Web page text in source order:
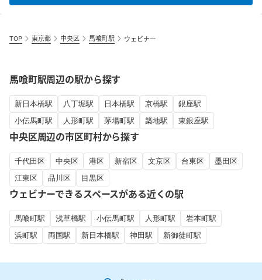
TOP 東京都 中央区 馬喰町駅 ウェビナー
馬喰町駅周辺の駅から探す
新日本橋駅 八丁堀駅 日本橋駅 京橋駅
銀座駅
小伝馬町駅
人形町駅 茅場町駅 築地駅 東銀座駅
中央区周辺の市区町村から探す
千代田区 中央区 港区 新宿区 文京区 台東区
墨田区
江東区
品川区 目黒区
ウェビナーできるスペースがある近くの駅
馬喰町駅 浅草橋駅 小伝馬町駅 人形町駅
岩本町駅
浜町駅
両国駅 新日本橋駅 神田駅 新御徒町駅